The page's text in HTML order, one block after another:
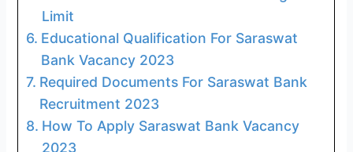
Limit
Educational Qualification For Saraswat
Bank Vacancy 2023
Required Documents For Saraswat Bank
Recruitment 2023
How To Apply Saraswat Bank Vacancy
2023